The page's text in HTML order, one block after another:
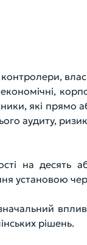
які
аудиту,
на десять
установою
рішень.